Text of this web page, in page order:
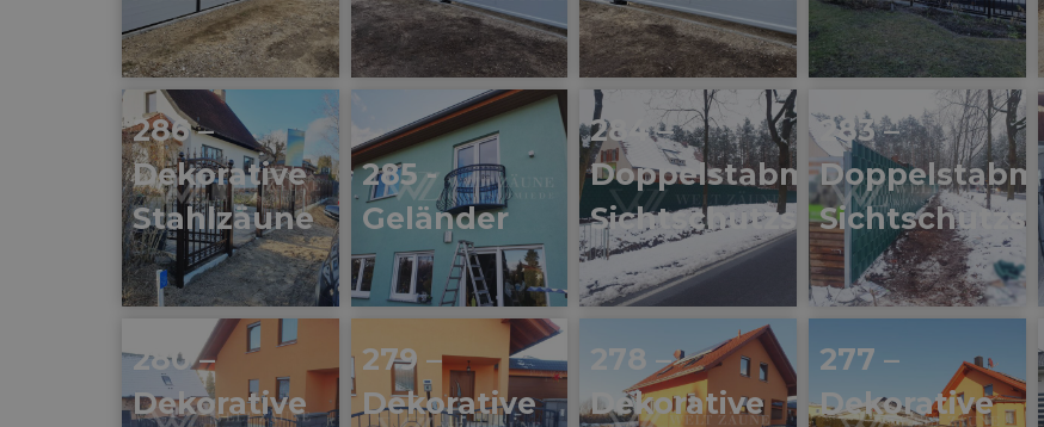
286 –
Dekorative
Stahlzäune
285 -
Geländer
284 –
Doppelstabmatten-
Sichtschutzstreifen
283 –
280 –
Dekorative
279 –
Dekorative
278 –
Dekorative
277 –
Dekorative